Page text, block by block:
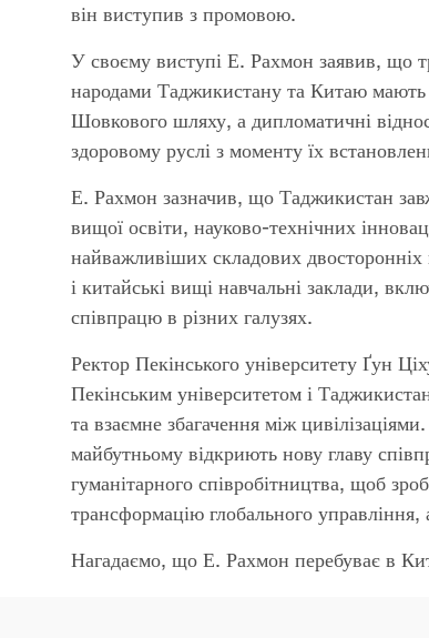
він виступив з промовою.
У своєму виступі Е. Рахмон заявив, що
народами Таджикистану та Китаю мають
Шовкового шляху, а дипломатичні
здоровому руслі з моменту їх
Е. Рахмон зазначив, що Таджикистан
вищої освіти, науково-технічних
найважливіших складових
і китайські вищі навчальні заклади,
співпрацю в різних галузях.
Ректор Пекінського університету Ґун
Пекінським університетом і
та взаємне збагачення між
майбутньому відкриють нову главу
гуманітарного співробітництва, щоб
трансформацію глобального
Нагадаємо, що Е. Рахмон перебуває в